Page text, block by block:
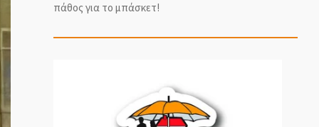
πάθος για το μπάσκετ!